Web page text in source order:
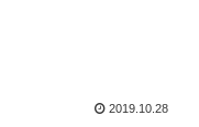
2019.10.28